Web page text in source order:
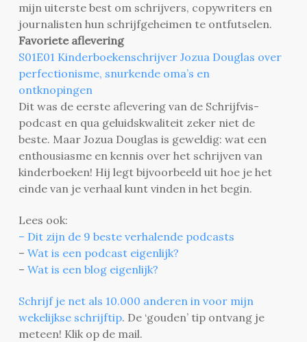
mijn uiterste best om schrijvers, copywriters en
journalisten hun schrijfgeheimen te ontfutselen.
Favoriete aflevering
S01E01 Kinderboekenschrijver Jozua Douglas over
perfectionisme, snurkende oma’s en
ontknopingen
Dit was de eerste aflevering van de Schrijfvis-
podcast en qua geluidskwaliteit zeker niet de
beste. Maar Jozua Douglas is geweldig: wat een
enthousiasme en kennis over het schrijven van
kinderboeken! Hij legt bijvoorbeeld uit hoe je het
einde van je verhaal kunt vinden in het begin.
Lees ook:
– Dit zijn de 9 beste verhalende podcasts
– Wat is een podcast eigenlijk?
– Wat is een blog eigenlijk?
Schrijf je net als 10.000 anderen in voor mijn
wekelijkse schrijftip. De ‘gouden’ tip ontvang je
meteen! Klik op de mail.